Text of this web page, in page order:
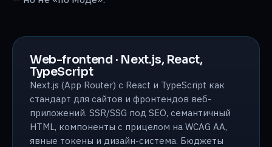
Web-frontend · Next.js, React,
TypeScript
Next.js (App Router) с React и TypeScript как
стандарт для сайтов и фронтендов веб-
приложений. SSR/SSG под SEO, семантичный
HTML, компоненты с прицелом на WCAG AA,
явные токены и дизайн-система. Бюджеты